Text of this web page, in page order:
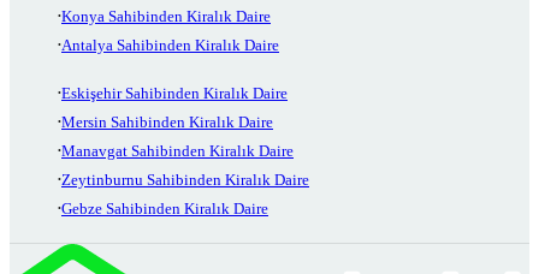
Konya Sahibinden Kiralık Daire
Antalya Sahibinden Kiralık Daire
Eskişehir Sahibinden Kiralık Daire
Mersin Sahibinden Kiralık Daire
Manavgat Sahibinden Kiralık Daire
Zeytinburnu Sahibinden Kiralık Daire
Gebze Sahibinden Kiralık Daire